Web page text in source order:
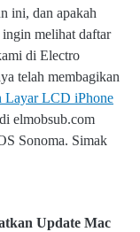
ini, dan apakah
melihat daftar
di Electro
telah membagikan
Layar LCD iPhone
elmobsub.com
Sonoma. Simak
Update Mac